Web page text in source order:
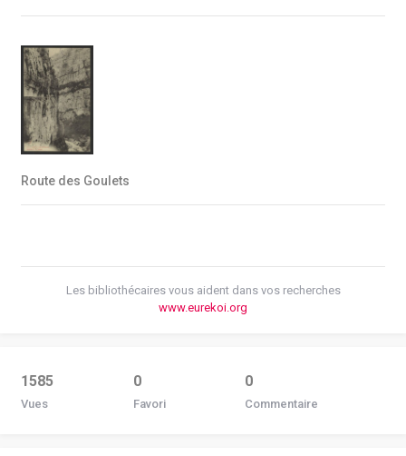
Route des Goulets
Les bibliothécaires vous aident dans vos recherches
www.eurekoi.org
1585
Vues
0
Favori
0
Commentaire